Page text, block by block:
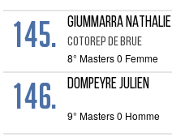
145. GIUMMARRA NATHALIE
COTOREP DE BRUE
8° Masters 0 Femme
146. DOMPEYRE JULIEN
9° Masters 0 Homme